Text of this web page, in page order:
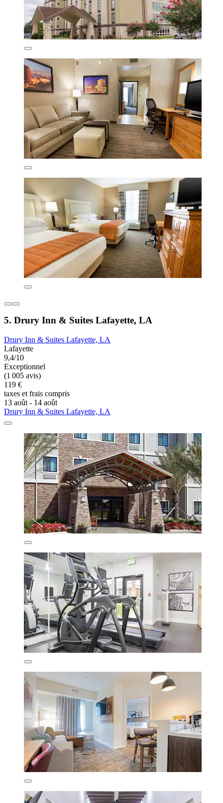
5. Drury Inn & Suites Lafayette, LA
Drury Inn & Suites Lafayette, LA
Lafayette
9,4/10
Exceptionnel
(1 005 avis)
119 €
taxes et frais compris
13 août - 14 août
Drury Inn & Suites Lafayette, LA